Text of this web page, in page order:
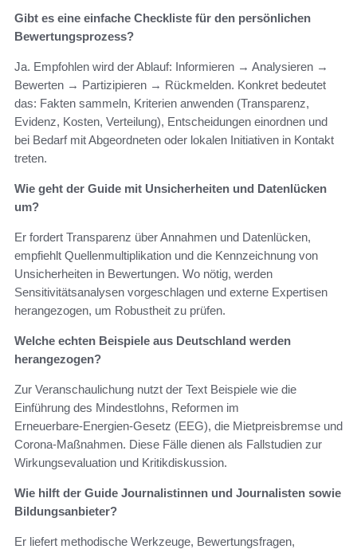
Gibt es eine einfache Checkliste für den persönlichen
Bewertungsprozess?
Ja. Empfohlen wird der Ablauf: Informieren → Analysieren →
Bewerten → Partizipieren → Rückmelden. Konkret bedeutet
das: Fakten sammeln, Kriterien anwenden (Transparenz,
Evidenz, Kosten, Verteilung), Entscheidungen einordnen und
bei Bedarf mit Abgeordneten oder lokalen Initiativen in Kontakt
treten.
Wie geht der Guide mit Unsicherheiten und Datenlücken
um?
Er fordert Transparenz über Annahmen und Datenlücken,
empfiehlt Quellenmultiplikation und die Kennzeichnung von
Unsicherheiten in Bewertungen. Wo nötig, werden
Sensitivitätsanalysen vorgeschlagen und externe Expertisen
herangezogen, um Robustheit zu prüfen.
Welche echten Beispiele aus Deutschland werden
herangezogen?
Zur Veranschaulichung nutzt der Text Beispiele wie die
Einführung des Mindestlohns, Reformen im
Erneuerbare‑Energien‑Gesetz (EEG), die Mietpreisbremse und
Corona‑Maßnahmen. Diese Fälle dienen als Fallstudien zur
Wirkungsevaluation und Kritikdiskussion.
Wie hilft der Guide Journalistinnen und Journalisten sowie
Bildungsanbieter?
Er liefert methodische Werkzeuge, Bewertungsfragen,